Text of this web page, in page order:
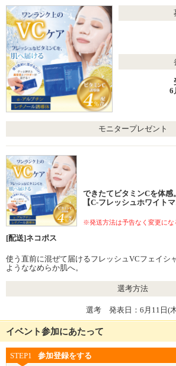
6
モニタープレゼント
できたてビタミンCを体
【C-フレッシュホワイトマ
※発送方法は予告なく変更にな
[配送]ネコポス
使う直前に混ぜて届けるフレッシュVCフェイシ
ようななめらか肌へ。
選考方法
選考 発表日：6月11日(
イベント参加にあたって
STEP1
参加登録をする